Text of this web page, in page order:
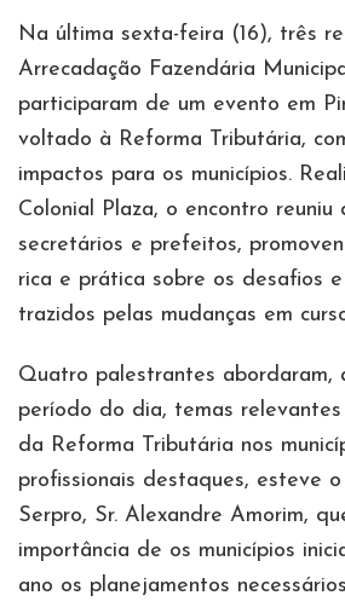
Na última sexta-feira (16), três
Arrecadação Fazendária
participaram de um evento em
voltado à Reforma Tributária,
impactos para os municípios.
Colonial Plaza, o encontro reuniu
secretários e prefeitos,
rica e prática sobre os desafios
trazidos pelas mudanças em
Quatro palestrantes abordaram,
período do dia, temas
da Reforma Tributária nos
profissionais destaques, esteve
Serpro, Sr. Alexandre Amorim,
importância de os municípios
ano os planejamentos